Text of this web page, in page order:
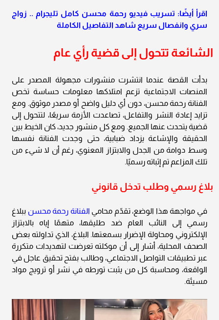
اقرأ أيضًا: تسريب فيديو رحمة محسن كامل تليجرام .. زواج
سري وانفصال سريع شاهد التفاصيل الكاملة
الشائعة تتحول إلى قضية رأي عام
بدأت القصة عندما انتشرت منشورات مجهولة المصدر على
المنصات الاجتماعية تزعم امتلاكها معلومات حساسة تخص
الفنانة رحمة محسن، دون أي دليل واضح أو مصدر موثوق. ومع
تزايد إعادة النشر والتفاعل، تصاعدت الأزمة سريعًا، لتتحول إلى
قضية يتحدث عنها الجميع. ومع كل منشور جديد، كان الخيط بين
الحقيقة والإشاعة يزداد ضبابية، حتى وجدت الفنانة نفسها
وسط دوامة من الجدل والابتزاز المعنوي، رغم أن لا شيء من
تلك المزاعم تم إثباته رسميًا.
بلاغ رسمي وطلب تدخل قانوني
في مواجهة هذا الوضع، تقدّم محامي الفنانة رحمة محسن ببلاغ
رسمي إلى النائب العام ضد طليقها، متهمًا إياه بالابتزاز
الإلكتروني ومحاولة الإضرار بسمعتها. البلاغ، الذي تداولته بعض
الصحف المحلية، أشار إلى أن موكلته تعرضت لتهديدات متكررة
عبر تطبيقات التواصل الاجتماعي، وطالب بفتح تحقيق عاجل في
الواقعة، ومحاسبة كل من يثبت تورطه في نشر أو ترويج مواد
مسيئة.